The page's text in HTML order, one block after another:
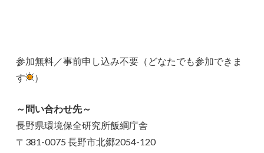
参加無料／事前申し込み不要（どなたでも参加できま
す
）
～問い合わせ先～
長野県環境保全研究所飯綱庁舎
〒381-0075 長野市北郷2054-120